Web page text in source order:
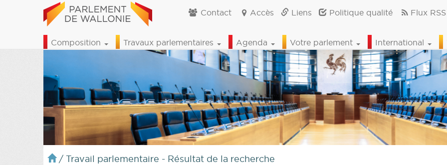
Contact Accès Liens Politique qualité Flux RSS
Composition Travaux parlementaires Agenda Votre parlement International
/ Travail parlementaire - Résultat de la recherche